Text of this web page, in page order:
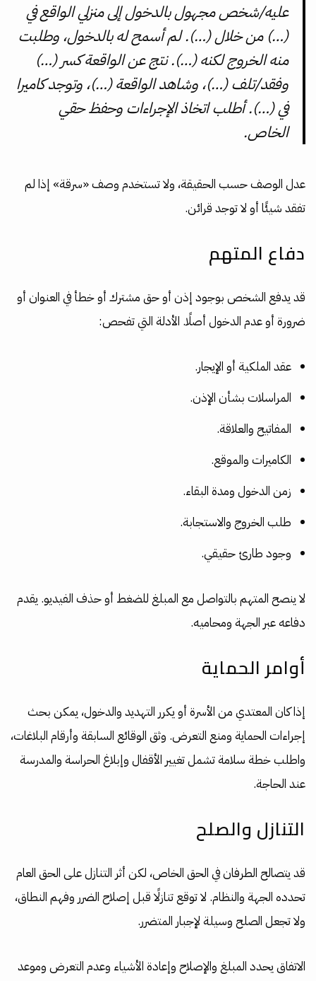
عليه/شخص مجهول بالدخول إلى منزلي الواقع في
(…) من خلال (…). لم أسمح له بالدخول، وطلبت
منه الخروج لكنه (…). نتج عن الواقعة كسر (…)
وفقد/تلف (…)، وشاهد الواقعة (…)، وتوجد كاميرا
في (…). أطلب اتخاذ الإجراءات وحفظ حقي
الخاص.
عدل الوصف حسب الحقيقة، ولا تستخدم وصف «سرقة» إذا لم
تفقد شيئًا أو لا توجد قرائن.
دفاع المتهم
قد يدفع الشخص بوجود إذن أو حق مشترك أو خطأ في العنوان أو
ضرورة أو عدم الدخول أصلًا. الأدلة التي تفحص:
عقد الملكية أو الإيجار.
المراسلات بشأن الإذن.
المفاتيح والعلاقة.
الكاميرات والموقع.
زمن الدخول ومدة البقاء.
طلب الخروج والاستجابة.
وجود طارئ حقيقي.
لا ينصح المتهم بالتواصل مع المبلغ للضغط أو حذف الفيديو. يقدم
دفاعه عبر الجهة ومحاميه.
أوامر الحماية
إذا كان المعتدي من الأسرة أو يكرر التهديد والدخول، يمكن بحث
إجراءات الحماية ومنع التعرض. وثق الوقائع السابقة وأرقام البلاغات،
واطلب خطة سلامة تشمل تغيير الأقفال وإبلاغ الحراسة والمدرسة
عند الحاجة.
التنازل والصلح
قد يتصالح الطرفان في الحق الخاص، لكن أثر التنازل على الحق العام
تحدده الجهة والنظام. لا توقع تنازلًا قبل إصلاح الضرر وفهم النطاق،
ولا تجعل الصلح وسيلة لإجبار المتضرر.
الاتفاق يحدد المبلغ والإصلاح وإعادة الأشياء وعدم التعرض وموعد